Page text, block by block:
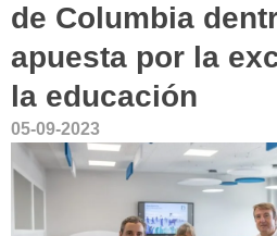
de Columbia
apuesta por la
la educación
05-09-2023